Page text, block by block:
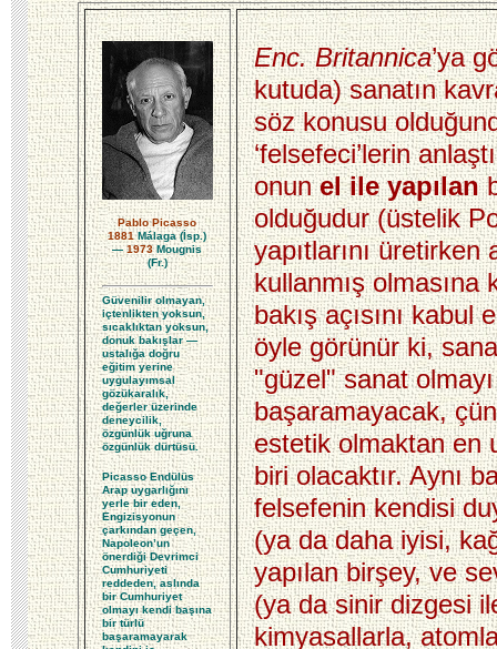
Pablo Picasso
1881Málaga (İsp.)
—1973Mougnis
(Fr.)
Güvenilir olmayan,
içtenlikten yoksun,
sıcaklıktan yoksun,
donuk bakışlar —
ustalığa doğru
eğitim yerine
uygulayımsal
gözükaralık,
değerler üzerinde
deneycilik,
özgünlük uğruna
özgünlük dürtüsü.
Picasso Endülüs
Arap uygarlığını
yerle bir eden,
Engizisyonun
çarkından geçen,
Napoleon’un
önerdiği Devrimci
Cumhuriyeti
reddeden, aslında
bir Cumhuriyet
olmayı kendi başına
bir türlü
başaramayarak
Enc. Britannica’ya
kutuda)sanatın
söz konusu
‘felsefeci’lerin
onunel ile yapılan
olduğudur (üstelik
yapıtlarını üretirken
kullanmış olmasına
bakış açısını kabul
öyle görünür ki,
"güzel" sanat olmayı
başaramayacak,
estetik olmaktan en
biri olacaktır. Aynı
felsefenin kendisi
(ya da daha iyisi,
yapılan birşey, ve
(ya da sinir dizgesi
kimyasallarla,